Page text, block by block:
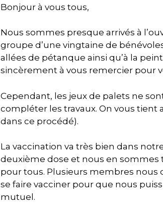
Bonjour à vous tous,
Nous sommes presque arrivés à
groupe d’une vingtaine de
allées de pétanque ainsi qu’à la
sincèrement à vous remercier pour
Cependant, les jeux de palets ne
compléter les travaux. On vous
dans ce procédé).
La vaccination va très bien dans
deuxième dose et nous en
pour tous. Plusieurs membres nous
se faire vacciner pour que nous
mutuel.